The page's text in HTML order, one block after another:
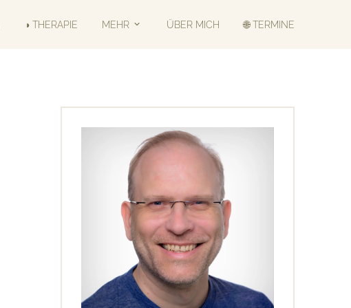
◑ THERAPIE MEHR ÜBER MICH 🌐 TERMINE